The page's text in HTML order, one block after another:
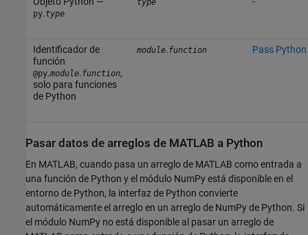
py. type
type
Identificador de
función
@py.module. function,
solo para funciones
de Python
module. function Pass
Pasar datos de arreglos de MATLAB a Python
En MATLAB, cuando pasa un arreglo de MATLAB como entrada a
una función de Python y el módulo NumPy está disponible en el
entorno de Python, la interfaz de Python convierte
automáticamente el arreglo en un arreglo de NumPy de Python. Si
el módulo NumPy no está disponible al pasar un arreglo de